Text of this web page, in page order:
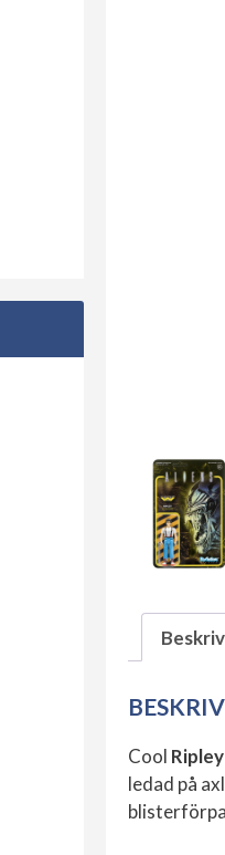
Cool
ledad på